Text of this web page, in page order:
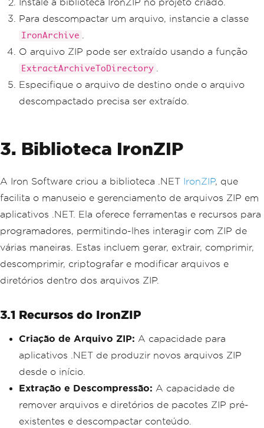
Instale a biblioteca IronZIP no projeto criado.
Para descompactar um arquivo, instancie a classe
IronArchive
O arquivo ZIP pode ser extraído usando a função
ExtractArchiveToDirectory
Especifique o arquivo de destino onde o arquivo
descompactado precisa ser extraído.
3. Biblioteca IronZIP
A Iron Software criou a biblioteca .NET IronZIP, que
facilita o manuseio e gerenciamento de arquivos ZIP em
aplicativos .NET. Ela oferece ferramentas e recursos para
programadores, permitindo-lhes interagir com ZIP de
várias maneiras. Estas incluem gerar, extrair, comprimir,
descomprimir, criptografar e modificar arquivos e
diretórios dentro dos arquivos ZIP.
3.1 Recursos do IronZIP
Criação de Arquivo ZIP: A capacidade para
aplicativos .NET de produzir novos arquivos ZIP
desde o início.
Extração e Descompressão: A capacidade de
remover arquivos e diretórios de pacotes ZIP pré-
existentes e descompactar conteúdo.